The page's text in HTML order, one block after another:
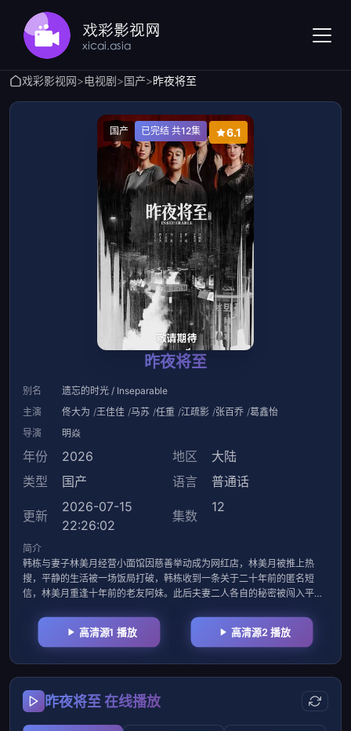
戏彩影视网>电视剧>国产>昨夜将至
国产 已完结 共12集 6.1
昨夜将至
别名
遗忘的时光 / Inseparable
主演
佟大为 王佳佳 马苏 任重 江疏影 张百乔 葛鑫怡
导演
明焱
年份 2026 地区
大陆
类型
国产 语言 普通话
更新
2026-07-15
22:26:02
集数
12
简介
韩栋与妻子林美月经营小面馆因慈善举动成为网红店，林美月被推上热
搜，平静的生活被一场饭局打破，韩栋收到一条关于二十年前的匿名短
信，林美月重逢十年前的老友阿妹。此后夫妻二人各自的秘密被闯入平静
仍作恶，其仇家潜伏伺机复仇；林美月也藏着过往心结，还遭遇旧友勒
索。最终二人携手对抗邪恶势力，洗清冤屈、解开执念，完成自我救赎。
高清源1 播放 高清源2 播放
昨夜将至 在线播放